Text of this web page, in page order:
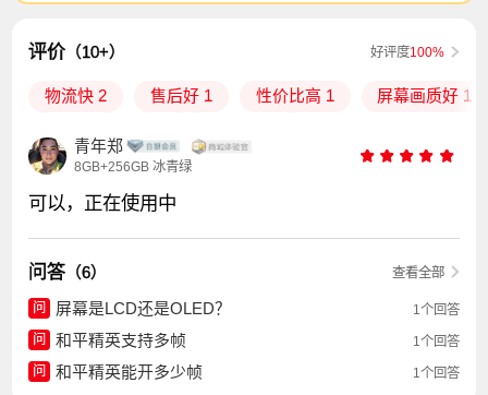
评价 （10+） 好评度100%
物流快 2 售后好 1 性价比高 1 屏幕画质好 1
青年郑
8GB+256GB 冰青绿
可以，正在使用中
问答 （6） 查看全部
问 屏幕是LCD还是OLED？
1个回答
问
和平精英支持多帧
1个回答
问
和平精英能开多少帧 1个回答